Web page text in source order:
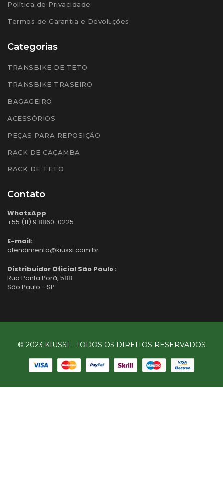
Política de Privacidade
Termos de Garantia e Devoluções
Categorias
TRANSBIKE DE TETO
TRANSBIKE TRASEIRO
BAGAGEIRO
ACESSÓRIOS
PEÇAS PARA REPOSIÇÃO
RACK DE CAÇAMBA
RACK DE TETO
Contato
WhatsApp
+55 (11) 9 8860-0225
E-mail:
atendimento@kiussi.com.br
Distribuidor Oficial São Paulo :
Rua Ponta Porã, 588
São Paulo - SP
© 2023 KIUSSI - TODOS OS DIREITOS RESERVADOS